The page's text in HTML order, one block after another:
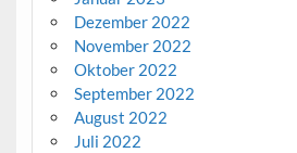
Dezember 2022
November 2022
Oktober 2022
September 2022
August 2022
Juli 2022